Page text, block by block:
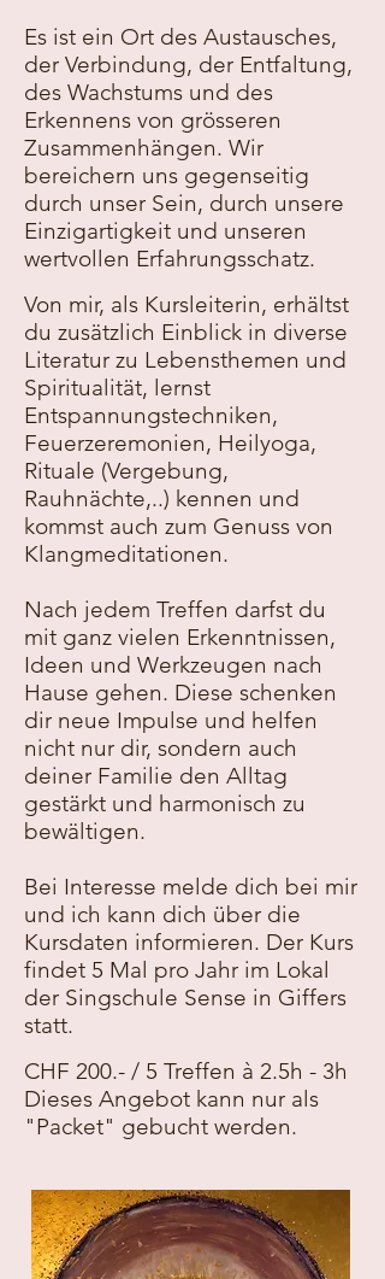
Es ist ein Ort des Austausches,
der Verbindung, der Entfaltung,
des Wachstums und des
Erkennens von grösseren
Zusammenhängen. Wir
bereichern uns gegenseitig
durch unser Sein, durch unsere
Einzigartigkeit und unseren
wertvollen Erfahrungsschatz.
Von mir, als Kursleiterin, erhältst
du zusätzlich Einblick in diverse
Literatur zu Lebensthemen und
Spiritualität, lernst
Entspannungstechniken,
Feuerzeremonien, Heilyoga,
Rituale (Vergebung,
Rauhnächte,..) kennen und
kommst auch zum Genuss von
Klangmeditationen.
Nach jedem Treffen darfst du
mit ganz vielen Erkenntnissen,
Ideen und Werkzeugen nach
Hause gehen. Diese schenken
dir neue Impulse und helfen
nicht nur dir, sondern auch
deiner Familie den Alltag
gestärkt und harmonisch zu
bewältigen.
Bei Interesse melde dich bei mir
und ich kann dich über die
Kursdaten informieren. Der Kurs
findet 5 Mal pro Jahr im Lokal
der Singschule Sense in Giffers
statt.
CHF 200.- / 5 Treffen à 2.5h - 3h
Dieses Angebot kann nur als
"Packet" gebucht werden.